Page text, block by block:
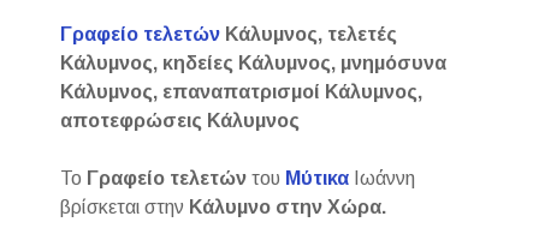
Γραφείο τελετών Κάλυμνος, τελετές
Κάλυμνος, κηδείες Κάλυμνος, μνημόσυνα
Κάλυμνος, επαναπατρισμοί Κάλυμνος,
αποτεφρώσεις Κάλυμνος
Το Γραφείο τελετών του Μύτικα Ιωάννη
βρίσκεται στην Κάλυμνο στην Χώρα.